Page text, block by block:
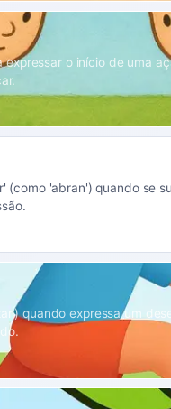
expressar o início de uma
(como 'abran') quando se
quando expressa um